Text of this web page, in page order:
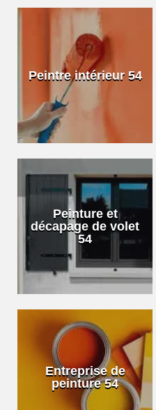
Peintre intérieur 54
Peinture et
décapage de volet
54
Entreprise de
peinture 54